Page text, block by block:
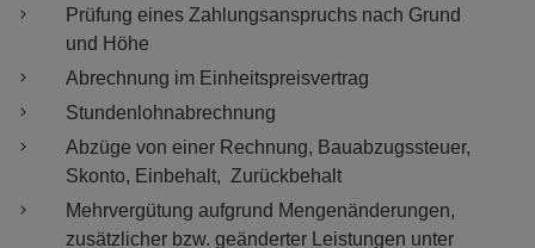
Prüfung eines Zahlungsanspruchs nach Grund
und Höhe
Abrechnung im Einheitspreisvertrag
Stundenlohnabrechnung
Abzüge von einer Rechnung, Bauabzugssteuer,
Skonto, Einbehalt, Zurückbehalt
Mehrvergütung aufgrund Mengenänderungen,
zusätzlicher bzw. geänderter Leistungen unter